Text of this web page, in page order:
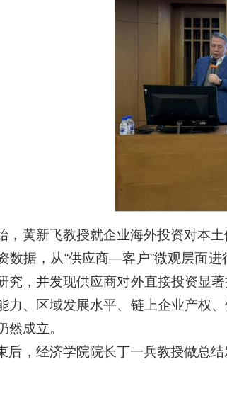
，黄新飞教授就企业海外投资对本
数据，从“供应商—客户”微观层面
究，并发现供应商对外直接投资显
力、区域发展水平、链上企业产权
然成立。
后，经济学院院长丁一兵教授做总